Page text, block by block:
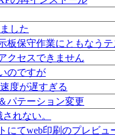
した
板保守作業にともなう
クセスできません
のですが
度が遅すぎる
パテーション変更
れない。
にてweb印刷のプレビュ